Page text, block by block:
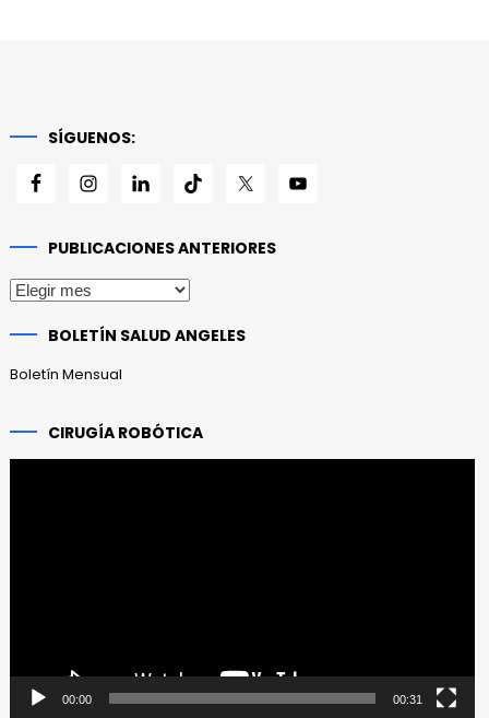
SÍGUENOS:
PUBLICACIONES ANTERIORES
Publicaciones
BOLETÍN SALUD ANGELES
Boletín Mensual
CIRUGÍA ROBÓTICA
00:00 00:31